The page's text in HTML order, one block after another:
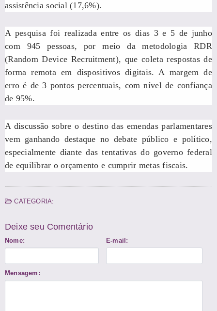
assistência social (17,6%).
A pesquisa foi realizada entre os dias 3 e 5 de junho
com 945 pessoas, por meio da metodologia RDR
(Random Device Recruitment), que coleta respostas de
forma remota em dispositivos digitais. A margem de
erro é de 3 pontos percentuais, com nível de confiança
de 95%.
A discussão sobre o destino das emendas parlamentares
vem ganhando destaque no debate público e político,
especialmente diante das tentativas do governo federal
de equilibrar o orçamento e cumprir metas fiscais.
CATEGORIA:
Deixe seu Comentário
Nome: E-mail:
Mensagem: